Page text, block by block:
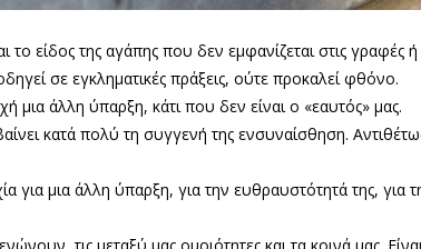
είδος της αγάπης που δεν εμφανίζεται στις γραφές
σε εγκληματικές πράξεις, ούτε προκαλεί φθόνο.
μια άλλη ύπαρξη, κάτι που δεν είναι ο «εαυτός» μας.
κατά πολύ τη συγγενή της ενσυναίσθηση.
για μια άλλη ύπαρξη, για την ευθραυστότητά της, για